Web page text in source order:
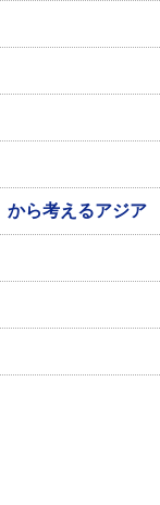
ら考えるアジア